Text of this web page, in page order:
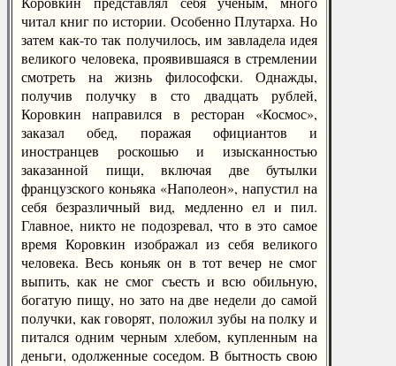
читал книг по истории. Особенно Плутарха. Но
затем как-то так получилось, им завладела идея
великого человека, проявившаяся в стремлении
смотреть на жизнь философски. Однажды,
получив получку в сто двадцать рублей,
Коровкин направился в ресторан «Космос»,
заказал обед, поражая официантов и
иностранцев роскошью и изысканностью
заказанной пищи, включая две бутылки
французского коньяка «Наполеон», напустил на
себя безразличный вид, медленно ел и пил.
Главное, никто не подозревал, что в это самое
время Коровкин изображал из себя великого
человека. Весь коньяк он в тот вечер не смог
выпить, как не смог съесть и всю обильную,
богатую пищу, но зато на две недели до самой
получки, как говорят, положил зубы на полку и
питался одним черным хлебом, купленным на
деньги, одолженные соседом. В бытность свою